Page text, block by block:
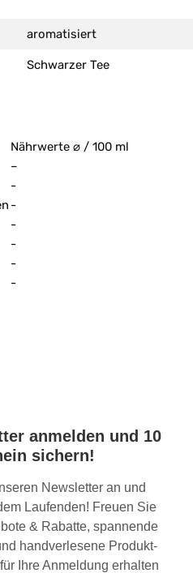
aromatisiert
Schwarzer Tee
Nährwerte ⌀ / 100 ml
–
-
-
-
-
-
-
anmelden und 10
sichern!
Newsletter an und
Laufenden! Freuen Sie
& Rabatte, spannende
handverlesene Produkt-
Ihre Anmeldung erhalten